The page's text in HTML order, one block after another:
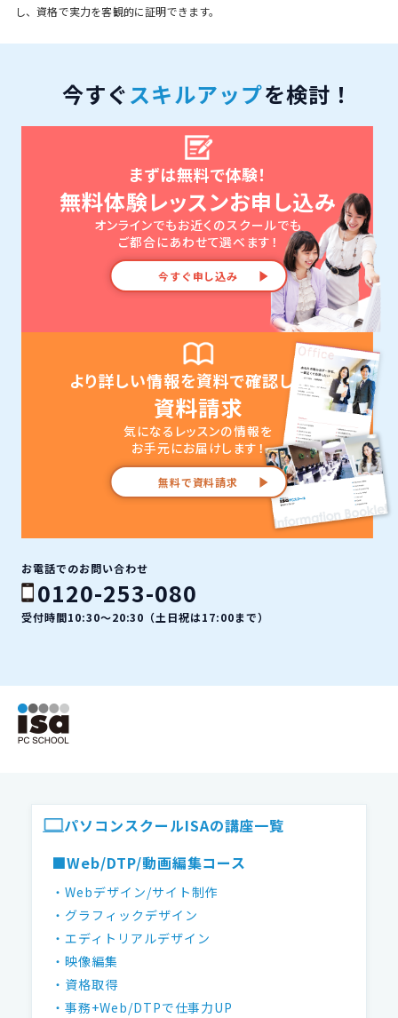
し、資格で実力を客観的に証明できます。
今すぐスキルアップを検討！
まずは無料で体験！
無料体験レッスンお申し込み
オンラインでもお近くのスクールでも
ご都合にあわせて選べます！
今すぐ申し込み
より詳しい情報を資料で確認したい
資料請求
気になるレッスンの情報を
お手元にお届けします！
無料で資料請求
お電話でのお問い合わせ
0120-253-080
受付時間10:30〜20:30（土日祝は17:00まで）
パソコンスクールISAの講座一覧
■Web/DTP/動画編集コース
・Webデザイン/サイト制作
・グラフィックデザイン
・エディトリアルデザイン
・映像編集
・資格取得
・事務+Web/DTPで仕事力UP